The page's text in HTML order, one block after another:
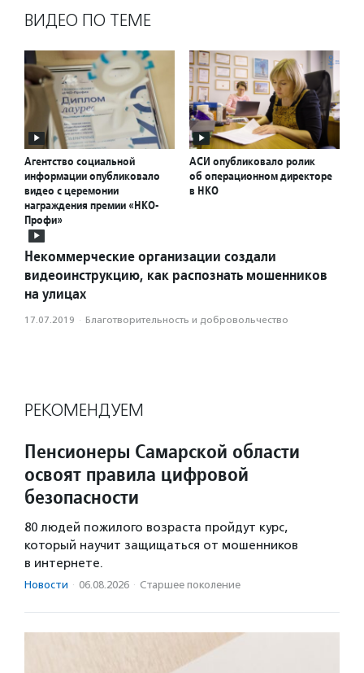
ВИДЕО ПО ТЕМЕ
Агентство социальной
информации опубликовало
видео с церемонии
награждения премии «НКО-
Профи»
АСИ опубликовало ролик
об операционном директоре
в НКО
Некоммерческие организации создали
видеоинструкцию, как распознать мошенников
на улицах
17.07.2019 · Благотвори­тель­ность и доброволь­чест­во
РЕКОМЕНДУЕМ
Пенсионеры Самарской области
освоят правила цифровой
безопасности
80 людей пожилого возраста пройдут курс,
который научит защищаться от мошенников
в интернете.
Новости · 06.08.2026 · Старшее поколение